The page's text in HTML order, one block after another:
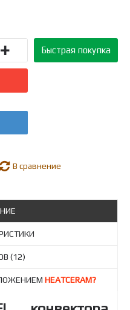
Быстрая покупка
+
В сравнение
(12)
HEATCERAM?